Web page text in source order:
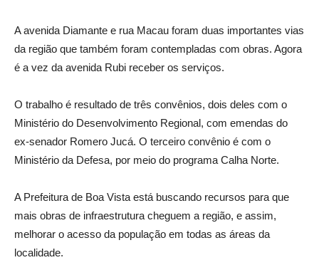
A avenida Diamante e rua Macau foram duas importantes vias
da região que também foram contempladas com obras. Agora
é a vez da avenida Rubi receber os serviços.
O trabalho é resultado de três convênios, dois deles com o
Ministério do Desenvolvimento Regional, com emendas do
ex-senador Romero Jucá. O terceiro convênio é com o
Ministério da Defesa, por meio do programa Calha Norte.
A Prefeitura de Boa Vista está buscando recursos para que
mais obras de infraestrutura cheguem a região, e assim,
melhorar o acesso da população em todas as áreas da
localidade.